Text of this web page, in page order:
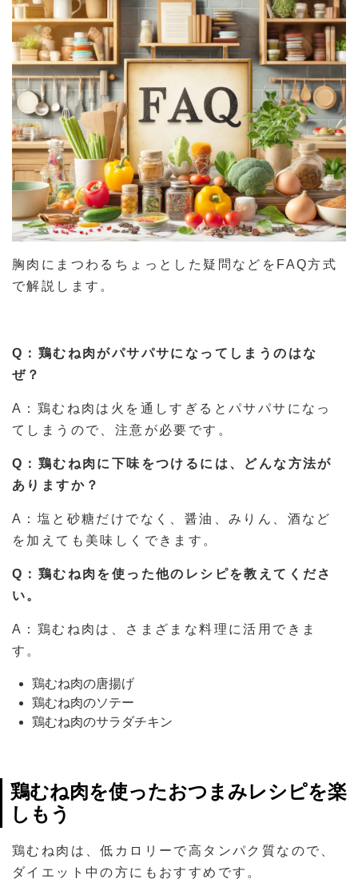
胸肉にまつわるちょっとした疑問などをFAQ方式
で解説します。
Q：鶏むね肉がパサパサになってしまうのはな
ぜ？
A：鶏むね肉は火を通しすぎるとパサパサになっ
てしまうので、注意が必要です。
Q：鶏むね肉に下味をつけるには、どんな方法が
ありますか？
A：塩と砂糖だけでなく、醤油、みりん、酒など
を加えても美味しくできます。
Q：鶏むね肉を使った他のレシピを教えてくださ
い。
A：鶏むね肉は、さまざまな料理に活用できま
す。
鶏むね肉の唐揚げ
鶏むね肉のソテー
鶏むね肉のサラダチキン
鶏むね肉を使ったおつまみレシピを楽
しもう
鶏むね肉は、低カロリーで高タンパク質なので、
ダイエット中の方にもおすすめです。